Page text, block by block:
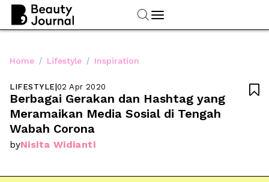
Home / Lifestyle / Inspiration
LIFESTYLE|02 Apr 2020
Berbagai Gerakan dan Hashtag yang
Meramaikan Media Sosial di Tengah
Wabah Corona
byNisita Widianti
